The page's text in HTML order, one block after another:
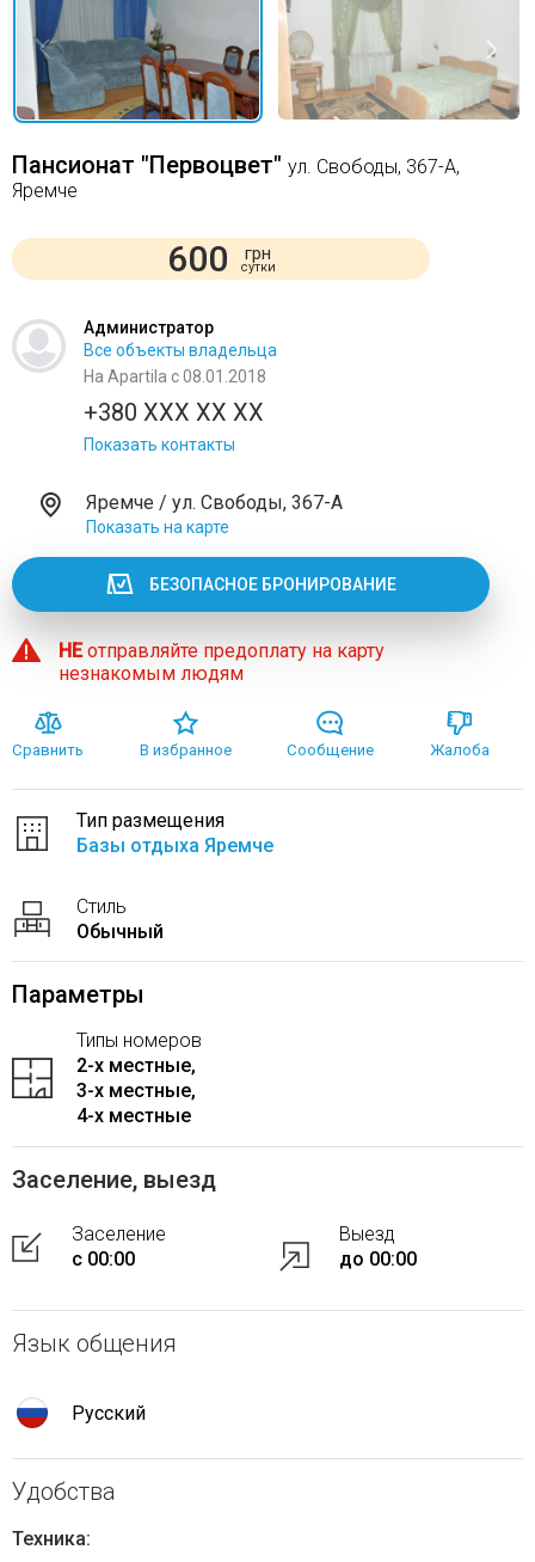
Пансионат "Первоцвет" ул. Свободы, 367-А,
Яремче
600 грн
сутки
Администратор
Все объекты владельца
На Apartila с 08.01.2018
+380 XXX XX XX
Показать контакты
Яремче / ул. Свободы, 367-А
Показать на карте
БЕЗОПАСНОЕ БРОНИРОВАНИЕ
НЕотправляйте предоплату на карту
незнакомым людям
Сравнить В избранное Сообщение Жалоба
Тип размещения
Базы отдыха Яремче
Стиль
Обычный
Параметры
Типы номеров
2-x местные,
3-x местные,
4-x местные
Заселение, выезд
Заселение
с 00:00
Выезд
до 00:00
Язык общения
Русский
Удобства
Техника: